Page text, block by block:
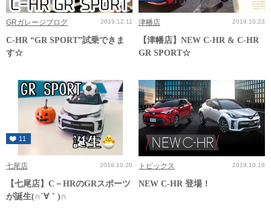
GRガレージブログ 2019.12.11
C-HR “GR SPORT”試乗できま
す☆
津幡店 2019.10.23
【津幡店】NEW C-HR & C-HR
GR SPORT☆
11
七尾店 2019.10.20
【七尾店】C－HRのGRスポーツ
が誕生(∩´∀｀)∩
トピックス 2019.10.18
NEW C-HR 登場！